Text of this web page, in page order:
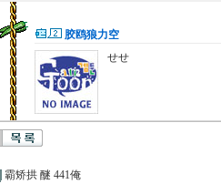
胶鸥狼力空
せせ
霸矫拱 醚 441俺